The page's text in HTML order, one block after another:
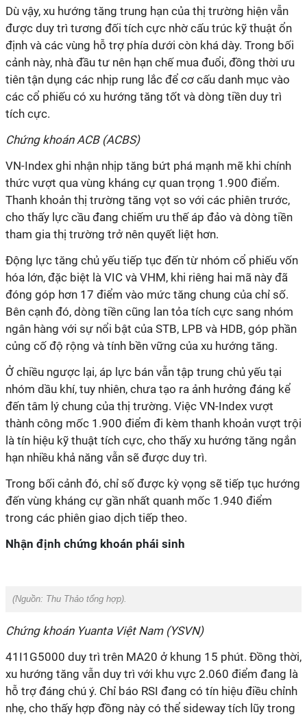
Dù vậy, xu hướng tăng trung hạn của thị trường hiện vẫn
được duy trì tương đối tích cực nhờ cấu trúc kỹ thuật ổn
định và các vùng hỗ trợ phía dưới còn khá dày. Trong bối
cảnh này, nhà đầu tư nên hạn chế mua đuổi, đồng thời ưu
tiên tận dụng các nhịp rung lắc để cơ cấu danh mục vào
các cổ phiếu có xu hướng tăng tốt và dòng tiền duy trì
tích cực.
Chứng khoán ACB (ACBS)
VN-Index ghi nhận nhịp tăng bứt phá mạnh mẽ khi chính
thức vượt qua vùng kháng cự quan trọng 1.900 điểm.
Thanh khoản thị trường tăng vọt so với các phiên trước,
cho thấy lực cầu đang chiếm ưu thế áp đảo và dòng tiền
tham gia thị trường trở nên quyết liệt hơn.
Động lực tăng chủ yếu tiếp tục đến từ nhóm cổ phiếu vốn
hóa lớn, đặc biệt là VIC và VHM, khi riêng hai mã này đã
đóng góp hơn 17 điểm vào mức tăng chung của chỉ số.
Bên cạnh đó, dòng tiền cũng lan tỏa tích cực sang nhóm
ngân hàng với sự nổi bật của STB, LPB và HDB, góp phần
củng cố độ rộng và tính bền vững của xu hướng tăng.
Ở chiều ngược lại, áp lực bán vẫn tập trung chủ yếu tại
nhóm dầu khí, tuy nhiên, chưa tạo ra ảnh hưởng đáng kể
đến tâm lý chung của thị trường. Việc VN-Index vượt
thành công mốc 1.900 điểm đi kèm thanh khoản vượt trội
là tín hiệu kỹ thuật tích cực, cho thấy xu hướng tăng ngắn
hạn nhiều khả năng vẫn sẽ được duy trì.
Trong bối cảnh đó, chỉ số được kỳ vọng sẽ tiếp tục hướng
đến vùng kháng cự gần nhất quanh mốc 1.940 điểm
trong các phiên giao dịch tiếp theo.
Nhận định chứng khoán phái sinh
(Nguồn: Thu Thảo tổng hợp).
Chứng khoán Yuanta Việt Nam (YSVN)
41I1G5000 duy trì trên MA20 ở khung 15 phút. Đồng thời,
xu hướng tăng vẫn duy trì với khu vực 2.060 điểm đang là
hỗ trợ đáng chú ý. Chỉ báo RSI đang có tín hiệu điều chỉnh
nhẹ, cho thấy hợp đồng này có thể sideway tích lũy trong